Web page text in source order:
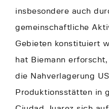
insbesondere auch
gemeinschaftliche
Gebieten konstituiert
hat Biemann
die Nahverlagerung
Produktionsstätten in